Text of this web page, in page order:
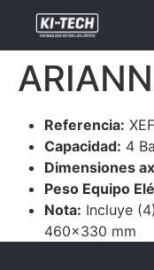
Referencia:
Capacidad: 4
Dimensiones
Peso Equipo
Nota: Incluye
460×330 mm